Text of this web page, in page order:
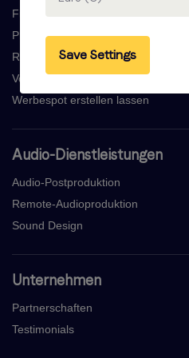
Finden Sie Einen Sprecher
Professionelle Voicemail Aufnahmen
Radiowerbespot Aufnehmen
Voice Over Übersetzung
Werbespot erstellen lassen
Audio-Dienstleistungen
Audio-Postproduktion
Remote-Audioproduktion
Sound Design
Unternehmen
Partnerschaften
Testimonials
Save Settings